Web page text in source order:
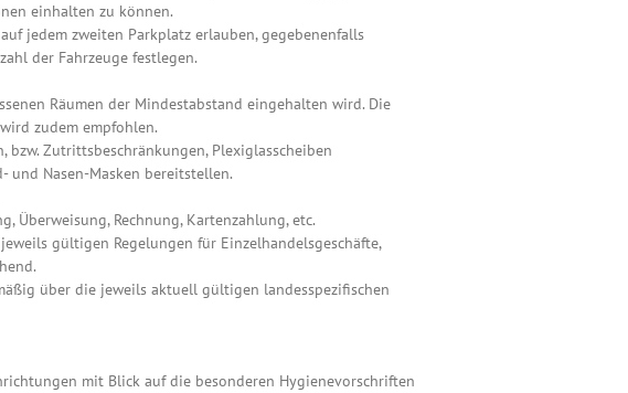
einhalten zu können.
jedem zweiten Parkplatz erlauben, gegebenenfalls
der Fahrzeuge festlegen.
Räumen der Mindestabstand eingehalten wird. Die
zudem empfohlen.
bzw. Zutrittsbeschränkungen, Plexiglasscheiben
und Nasen-Masken bereitstellen.
Überweisung, Rechnung, Kartenzahlung, etc.
gültigen Regelungen für Einzelhandelsgeschäfte,
über die jeweils aktuell gültigen landesspezifischen
mit Blick auf die besonderen Hygienevorschriften